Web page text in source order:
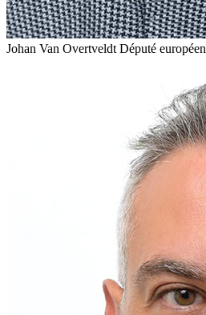
Johan Van Overtveldt Député européen